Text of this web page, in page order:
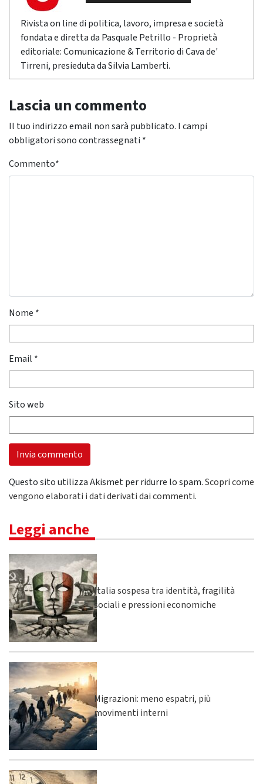
Rivista on line di politica, lavoro, impresa e società
fondata e diretta da Pasquale Petrillo - Proprietà
editoriale: Comunicazione & Territorio di Cava de'
Tirreni, presieduta da Silvia Lamberti.
Lascia un commento
Il tuo indirizzo email non sarà pubblicato. I campi
obbligatori sono contrassegnati *
Commento*
Nome *
Email *
Sito web
Questo sito utilizza Akismet per ridurre lo spam.Scopri come
vengono elaborati i dati derivati dai commenti.
Leggi anche
Italia sospesa tra identità, fragilità
sociali e pressioni economiche
Migrazioni: meno espatri, più
movimenti interni